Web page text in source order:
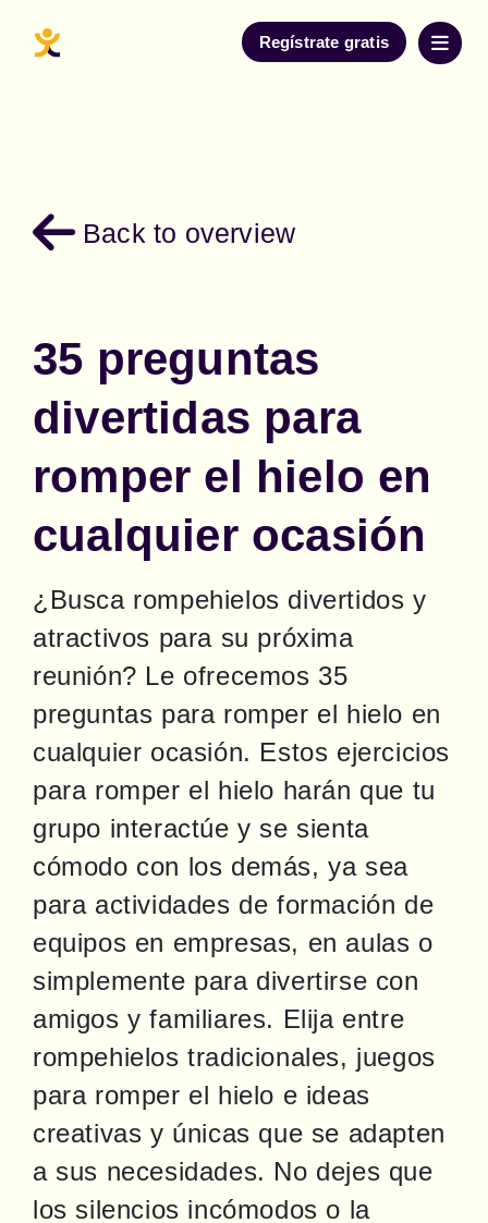
Regístrate gratis
Back to overview
35 preguntas
divertidas para
romper el hielo en
cualquier ocasión
¿Busca rompehielos divertidos y
atractivos para su próxima
reunión? Le ofrecemos 35
preguntas para romper el hielo en
cualquier ocasión. Estos ejercicios
para romper el hielo harán que tu
grupo interactúe y se sienta
cómodo con los demás, ya sea
para actividades de formación de
equipos en empresas, en aulas o
simplemente para divertirse con
amigos y familiares. Elija entre
rompehielos tradicionales, juegos
para romper el hielo e ideas
creativas y únicas que se adapten
a sus necesidades. No dejes que
los silencios incómodos o la